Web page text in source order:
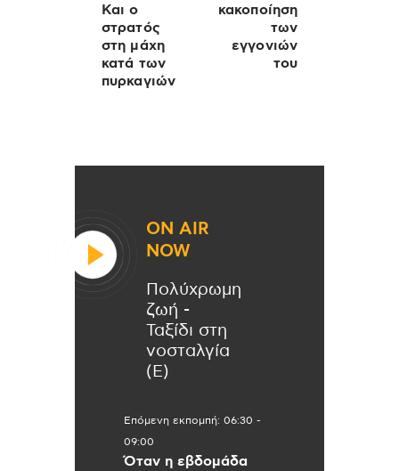
Και ο
στρατός
στη μάχη
κατά των
πυρκαγιών
κακοποίηση
των
εγγονιών
του
ON AIR
NOW
Πολύχρωμη
ζωή -
Ταξίδι στη
νοσταλγία
(Ε)
Επόμενη εκπομπή: 06:30 -
09:00
Όταν η εβδομάδα